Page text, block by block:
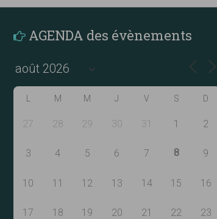
AGENDA des évènements
L M M J V S D
27 28 29 30 31 1 2
3 4 5 6 7 8 9
10 11 12 13 14 15 16
17 18 19 20 21 22 23